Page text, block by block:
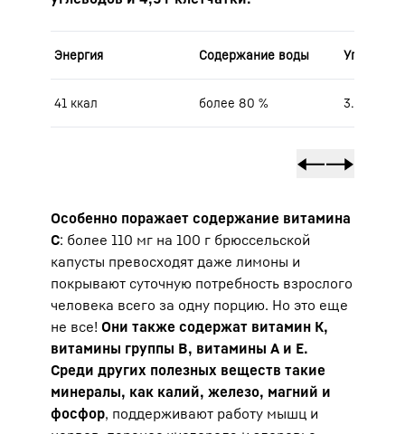
Энергия Содержание воды Углеводы
41 ккал более 80 % 3.3 g
Особенно поражает содержание витамина
С: более 110 мг на 100 г брюссельской
капусты превосходят даже лимоны и
покрывают суточную потребность взрослого
человека всего за одну порцию. Но это еще
не все! Они также содержат витамин К,
витамины группы В, витамины А и Е.
Среди других полезных веществ такие
минералы, как калий, железо, магний и
фосфор, поддерживают работу мышц и